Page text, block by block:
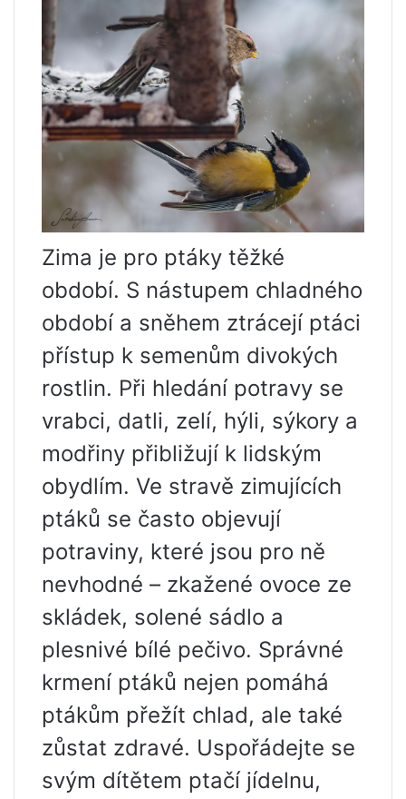
Zima je pro ptáky těžké
období. S nástupem chladného
období a sněhem ztrácejí ptáci
přístup k semenům divokých
rostlin. Při hledání potravy se
vrabci, datli, zelí, hýli, sýkory a
modřiny přibližují k lidským
obydlím. Ve stravě zimujících
ptáků se často objevují
potraviny, které jsou pro ně
nevhodné – zkažené ovoce ze
skládek, solené sádlo a
plesnivé bílé pečivo. Správné
krmení ptáků nejen pomáhá
ptákům přežít chlad, ale také
zůstat zdravé. Uspořádejte se
svým dítětem ptačí jídelnu,